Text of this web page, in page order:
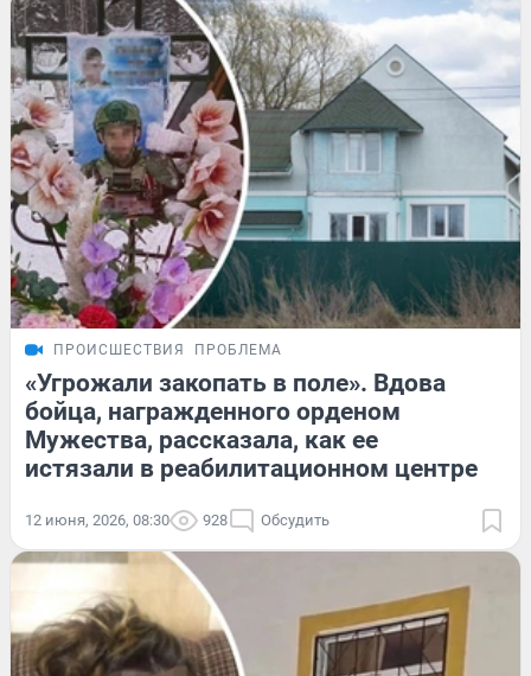
ПРОИСШЕСТВИЯ ПРОБЛЕМА
«Угрожали закопать в поле». Вдова
бойца, награжденного орденом
Мужества, рассказала, как ее
истязали в реабилитационном центре
12 июня, 2026, 08:30 928 Обсудить